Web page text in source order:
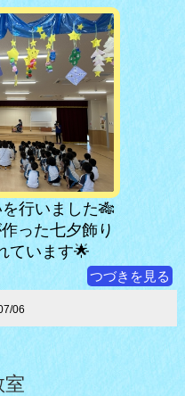
行いました🎋
った七夕飾り
ています🌟
つづきを見る
06
室